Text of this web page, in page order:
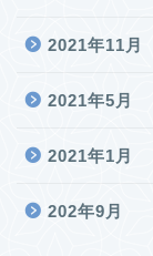
2021年11月
2021年5月
2021年1月
202年9月